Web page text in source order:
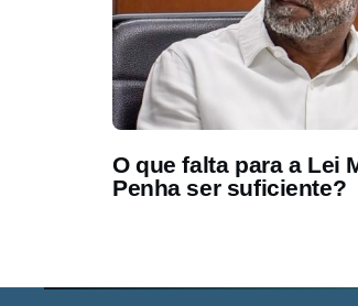
O que falta para a Lei
Penha ser suficiente?